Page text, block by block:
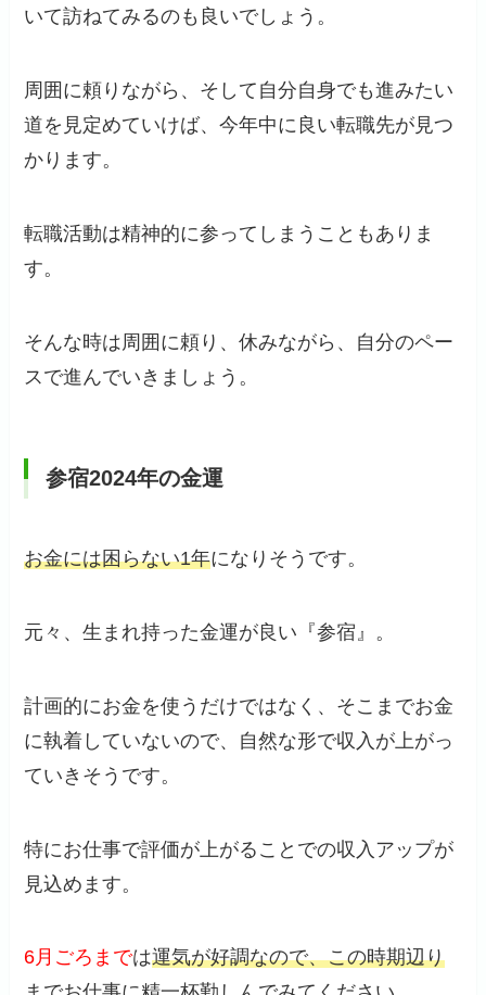
いて訪ねてみるのも良いでしょう。
周囲に頼りながら、そして自分自身でも進みたい
道を見定めていけば、今年中に良い転職先が見つ
かります。
転職活動は精神的に参ってしまうこともありま
す。
そんな時は周囲に頼り、休みながら、自分のペー
スで進んでいきましょう。
参宿2024年の金運
お金には困らない1年になりそうです。
元々、生まれ持った金運が良い『参宿』。
計画的にお金を使うだけではなく、そこまでお金
に執着していないので、自然な形で収入が上がっ
ていきそうです。
特にお仕事で評価が上がることでの収入アップが
見込めます。
6月ごろまでは運気が好調なので、この時期辺り